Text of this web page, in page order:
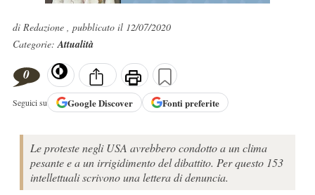
di Redazione , pubblicato il 12/07/2020
Categorie:Attualità
0
Seguici su GoogleDiscover Fonti preferite
Le proteste negli USA avrebbero condotto a un clima
pesante e a un irrigidimento del dibattito. Per questo 153
intellettuali scrivono una lettera di denuncia.